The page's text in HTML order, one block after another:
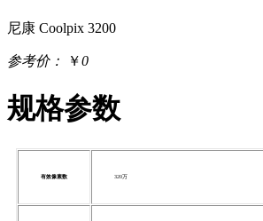
尼康 Coolpix 3200
参考价： ￥0
规格参数
有效像素数 320万